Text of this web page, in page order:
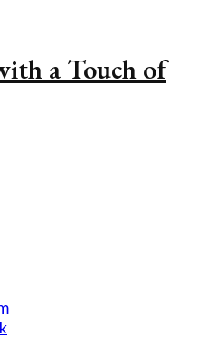
a Touch of